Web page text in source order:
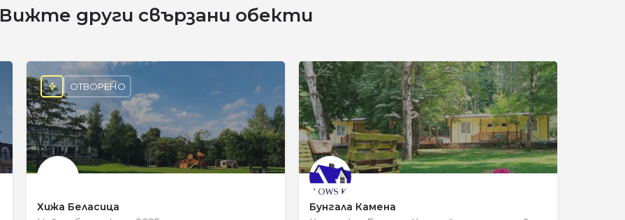
Вижте други свързани обекти
Хижа Беласица
ОТВОРЕНО
Бунгала Камена